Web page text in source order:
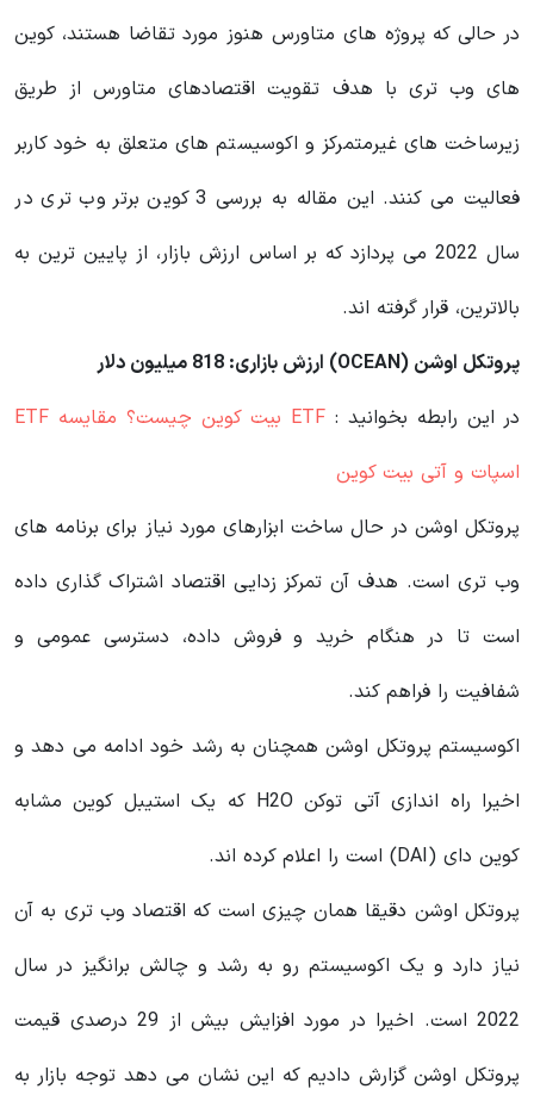
در حالی که پروژه‌ های متاورس هنوز مورد تقاضا هستند، کوین
های وب تری با هدف تقویت اقتصادهای متاورس از طریق
زیرساخت‌ های غیرمتمرکز و اکوسیستم‌ های متعلق به خود کاربر
فعالیت می کنند. این مقاله به بررسی 3 کوین برتر وب تری در
سال 2022 می‌ پردازد که بر اساس ارزش بازار، از پایین‌ ترین به
بالاترین، قرار گرفته اند.
پروتکل اوشن (OCEAN) ارزش بازاری: 818 میلیون دلار
در این رابطه بخوانید‌ :
ETF بیت کوین چیست؟ مقایسه ETF
اسپات و آتی بیت کوین
پروتکل اوشن در حال ساخت ابزارهای مورد نیاز برای برنامه های
وب تری است. هدف آن تمرکز زدایی اقتصاد اشتراک گذاری داده
است تا در هنگام خرید و فروش داده، دسترسی عمومی و
شفافیت را فراهم کند.
اکوسیستم پروتکل اوشن همچنان به رشد خود ادامه می دهد و
اخیرا راه اندازی آتی توکن H2O که یک استیبل کوین مشابه
کوین دای (DAI) است را اعلام کرده اند.
پروتکل اوشن دقیقا همان چیزی است که اقتصاد وب تری به آن
نیاز دارد و یک اکوسیستم رو به رشد و چالش برانگیز در سال
2022 است. اخیرا در مورد افزایش بیش از 29 درصدی قیمت
پروتکل اوشن گزارش دادیم که این نشان می دهد توجه بازار به